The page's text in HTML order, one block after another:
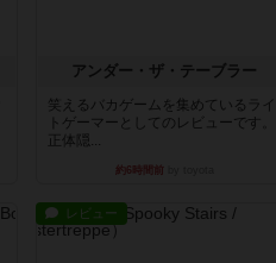
アンダー・ザ・テーブラー
笑えるバカゲームを集めているライ
トゲーマーとしてのレビューです。
正体隠...
約6時間前
レビュー